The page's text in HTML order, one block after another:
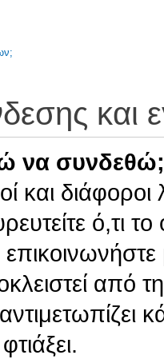
και
να συνδεθώ;
και
ό,τι
από